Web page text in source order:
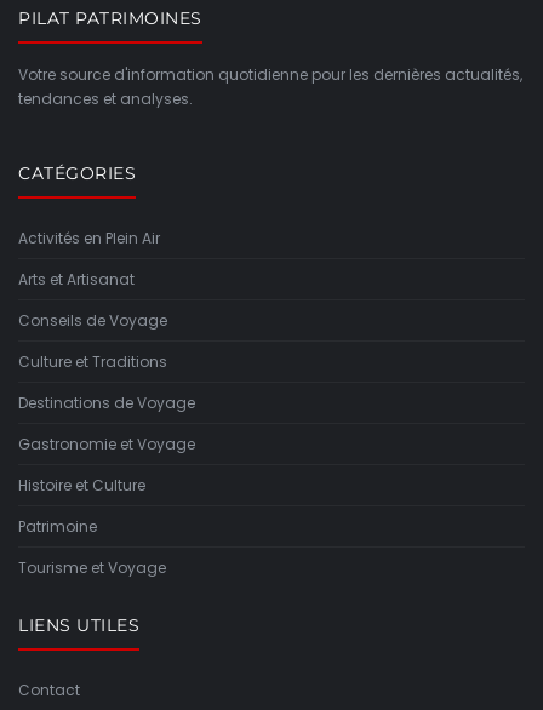
PILAT PATRIMOINES
Votre source d'information quotidienne pour les dernières actualités,
tendances et analyses.
CATÉGORIES
Activités en Plein Air
Arts et Artisanat
Conseils de Voyage
Culture et Traditions
Destinations de Voyage
Gastronomie et Voyage
Histoire et Culture
Patrimoine
Tourisme et Voyage
LIENS UTILES
Contact